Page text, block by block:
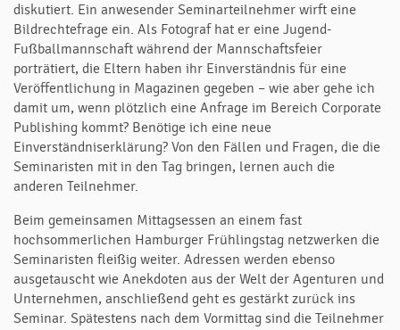
diskutiert. Ein anwesender Seminarteilnehmer wirft eine
Bildrechtefrage ein. Als Fotograf hat er eine Jugend-
Fußballmannschaft während der Mannschaftsfeier
porträtiert, die Eltern haben ihr Einverständnis für eine
Veröffentlichung in Magazinen gegeben – wie aber gehe ich
damit um, wenn plötzlich eine Anfrage im Bereich Corporate
Publishing kommt? Benötige ich eine neue
Einverständniserklärung? Von den Fällen und Fragen, die die
Seminaristen mit in den Tag bringen, lernen auch die
anderen Teilnehmer.
Beim gemeinsamen Mittagsessen an einem fast
hochsommerlichen Hamburger Frühlingstag netzwerken die
Seminaristen fleißig weiter. Adressen werden ebenso
ausgetauscht wie Anekdoten aus der Welt der Agenturen und
Unternehmen, anschließend geht es gestärkt zurück ins
Seminar. Spätestens nach dem Vormittag sind die Teilnehmer